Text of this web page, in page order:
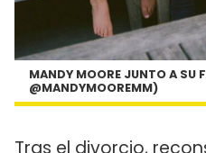
MANDY MOORE JUNTO A SU
@MANDYMOOREMM)
Tras el divorcio,